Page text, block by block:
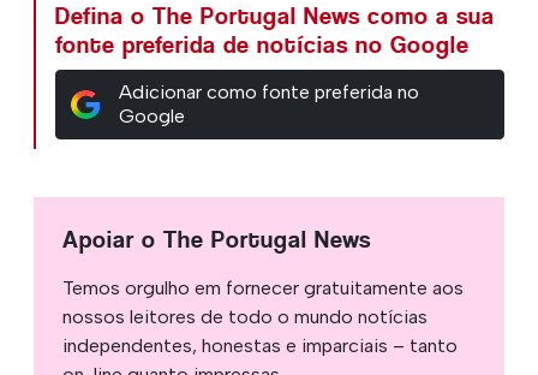
Defina o The Portugal News como a sua
fonte preferida de notícias no Google
Adicionar como fonte preferida no
Google
Apoiar o The Portugal News
Temos orgulho em fornecer gratuitamente aos
nossos leitores de todo o mundo notícias
independentes, honestas e imparciais – tanto